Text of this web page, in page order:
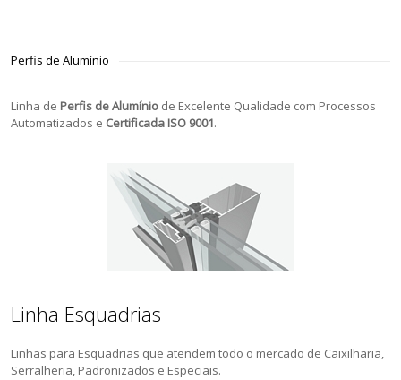
Perfis de Alumínio
Linha de Perfis de Alumínio de Excelente Qualidade com Processos
Automatizados e Certificada ISO 9001.
Linha Esquadrias
Linhas para Esquadrias que atendem todo o mercado de Caixilharia,
Serralheria, Padronizados e Especiais.